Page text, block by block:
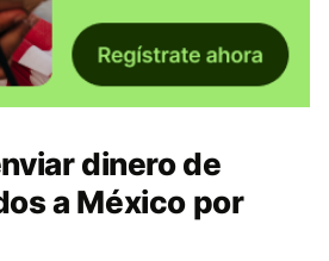
dinero de
a México por